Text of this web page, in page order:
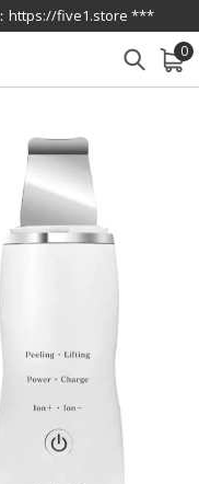
https://five1.store ***
0
查看